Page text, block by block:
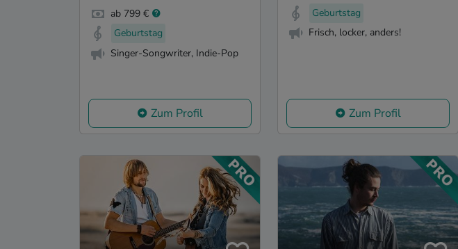
ab 799 €
Geburtstag
Singer-Songwriter, Indie-Pop
Zum Profil
Geburtstag
Frisch, locker, anders!
Zum Profil